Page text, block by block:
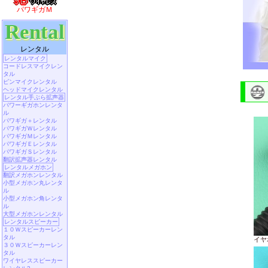
イ
パワギガＭ
Rental
レンタル
レンタルマイク
コードレスマイクレン
タル
ピンマイクレンタル
ヘッドマイクレンタル
レンタル手ぶら拡声器
パワーギガホンレンタ
ル
パワギガ＋レンタル
パワギガＷレンタル
パワギガＭレンタル
パワギガＥレンタル
パワギガＳレンタル
翻訳拡声器レンタル
レンタルメガホン
翻訳メガホンレンタル
小型メガホン丸レンタ
ル
小型メガホン角レンタ
ル
大型メガホンレンタル
レンタルスピーカー
１０Ｗスピーカーレン
タル
３０Ｗスピーカーレン
タル
ワイヤレススピーカー